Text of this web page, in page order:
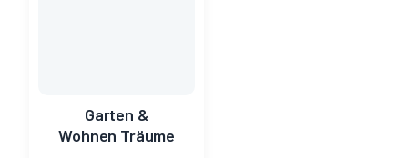
Garten &
Wohnen Träume